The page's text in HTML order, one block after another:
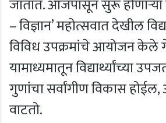
जातात. आजपासून सुरू होणार्‍या
– विज्ञान’ महोत्सवात देखील
विविध उपक्रमांचे आयोजन
यामाध्यमातून विद्यार्थ्यांच्या
गुणांचा सर्वांगीण विकास होईल,
वाटतो.